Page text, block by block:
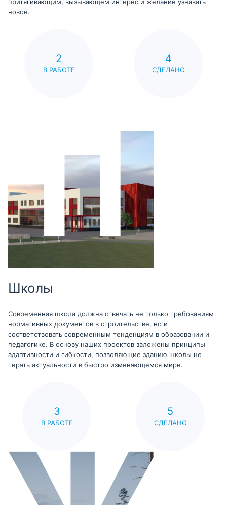
притягивающим, вызывающем интерес и желание узнавать
новое.
2
В РАБОТЕ
4
СДЕЛАНО
Школы
Современная школа должна отвечать не только требованиям
нормативных документов в строительстве, но и
соответствовать современным тенденциям в образовании и
педагогике. В основу наших проектов заложены принципы
адаптивности и гибкости, позволяющие зданию школы не
терять актуальности в быстро изменяющемся мире.
3
В РАБОТЕ
5
СДЕЛАНО